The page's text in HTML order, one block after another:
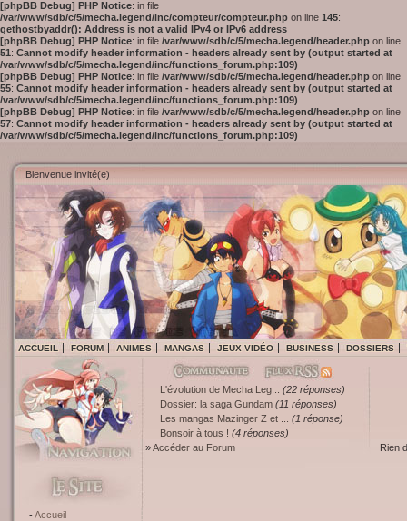
[phpBB Debug] PHP Notice: in file
/var/www/sdb/c/5/mecha.legend/inc/compteur/compteur.php on line 145:
gethostbyaddr(): Address is not a valid IPv4 or IPv6 address
[phpBB Debug] PHP Notice: in file /var/www/sdb/c/5/mecha.legend/header.php on line
51: Cannot modify header information - headers already sent by (output started at
/var/www/sdb/c/5/mecha.legend/inc/functions_forum.php:109)
[phpBB Debug] PHP Notice: in file /var/www/sdb/c/5/mecha.legend/header.php on line
55: Cannot modify header information - headers already sent by (output started at
/var/www/sdb/c/5/mecha.legend/inc/functions_forum.php:109)
[phpBB Debug] PHP Notice: in file /var/www/sdb/c/5/mecha.legend/header.php on line
57: Cannot modify header information - headers already sent by (output started at
/var/www/sdb/c/5/mecha.legend/inc/functions_forum.php:109)
Bienvenue invité(e) !
ACCUEIL FORUM ANIMES MANGAS JEUX VIDÉO BUSINESS DOSSIERS
L'évolution de Mecha Leg...
(22 réponses)
Dossier: la saga Gundam (11 réponses)
Les mangas Mazinger Z et ...
(1 réponse)
Bonsoir à tous ! (4 réponses)
»Accéder au Forum Rien
Accueil